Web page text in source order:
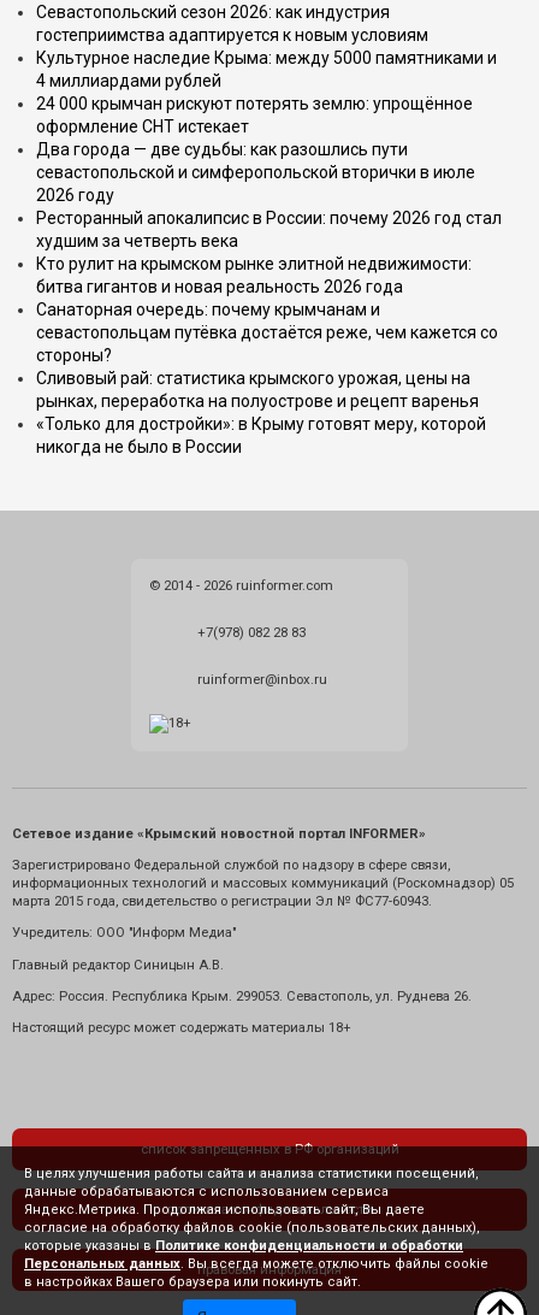
Севастопольский сезон 2026: как индустрия
гостеприимства адаптируется к новым условиям
Культурное наследие Крыма: между 5000 памятниками и
4 миллиардами рублей
24 000 крымчан рискуют потерять землю: упрощённое
оформление СНТ истекает
Два города — две судьбы: как разошлись пути
севастопольской и симферопольской вторички в июле
2026 году
Ресторанный апокалипсис в России: почему 2026 год стал
худшим за четверть века
Кто рулит на крымском рынке элитной недвижимости:
битва гигантов и новая реальность 2026 года
Санаторная очередь: почему крымчанам и
севастопольцам путёвка достаётся реже, чем кажется со
стороны?
Сливовый рай: статистика крымского урожая, цены на
рынках, переработка на полуострове и рецепт варенья
«Только для достройки»: в Крыму готовят меру, которой
никогда не было в России
© 2014 - 2026 ruinformer.com
+7(978) 082 28 83
ruinformer@inbox.ru
Сетевое издание «Крымский новостной портал INFORMER»
Зарегистрировано Федеральной службой по надзору в сфере связи,
информационных технологий и массовых коммуникаций (Роскомнадзор) 05
марта 2015 года, свидетельство о регистрации Эл № ФС77-60943.
Учредитель: ООО "Информ Медиа"
Главный редактор Синицын А.В.
Адрес: Россия. Республика Крым. 299053. Севастополь, ул. Руднева 26.
Настоящий ресурс может содержать материалы 18+
список запрещенных в РФ организаций
политика конфиденциальности
правовая информация
В целях улучшения работы сайта и анализа статистики посещений,
данные обрабатываются с использованием сервиса
Яндекс.Метрика. Продолжая использовать сайт, Вы даете
согласие на обработку файлов cookie (пользовательских данных),
которые указаны в Политике конфиденциальности и обработки
Персональных данных . Вы всегда можете отключить файлы cookie
в настройках Вашего браузера или покинуть сайт.